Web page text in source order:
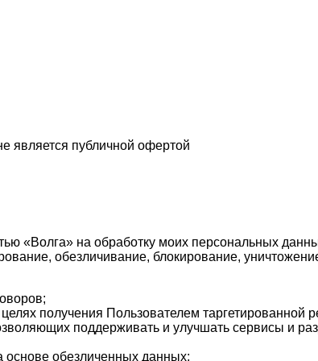
является публичной офертой
«Волга» на обработку моих персональных
обезличивание, блокирование,
получения Пользователем таргетированной
поддерживать и улучшать сервисы и
основе обезличенных данных;